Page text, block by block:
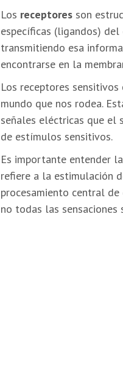
Los receptoresson
específicas (ligandos)
transmitiendo esa
encontrarse en la
Los receptores
mundo que nos rodea.
señales eléctricas que el
de estímulos sensitivos.
Es importante entender
refiere a la estimulación
procesamiento central de
no todas las sensaciones